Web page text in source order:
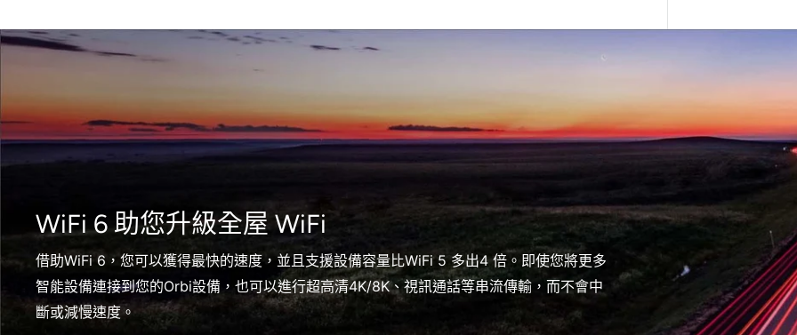
WiFi 6 助您升級全屋 WiFi
借助WiFi 6，您可以獲得最快的速度，並且支援設備容量比WiFi 5 多出4 倍。即使您將更多
智能設備連接到您的Orbi設備，也可以進行超高清4K/8K、視訊通話等串流傳輸，而不會中
斷或減慢速度。